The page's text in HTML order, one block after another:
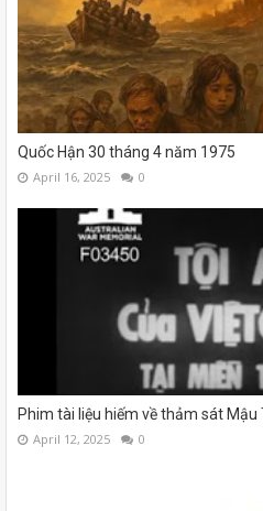
Quốc Hận 30 tháng 4 năm 1975
April 16, 2025 0
Phim tài liệu hiếm về thảm sát
April 12, 2025 0